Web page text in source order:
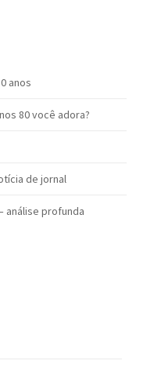
anos
80 você adora?
de jornal
análise profunda